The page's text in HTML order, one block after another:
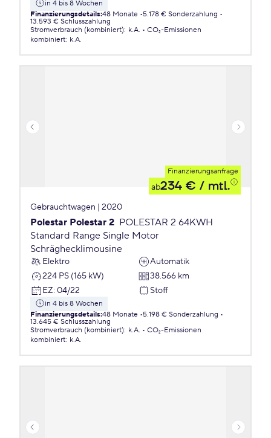
in 4 bis 8 Wochen
Finanzierungsdetails:48 Monate 5.178 € Sonderzahlung
13.593 € Schlusszahlung
Stromverbrauch (kombiniert): k.A.
CO₂-Emissionen
kombiniert: k.A.
Finanzierungsanfrage
ab234 € / mtl.
Gebrauchtwagen | 2020
Polestar Polestar 2 POLESTAR 2 64KWH
Standard Range Single Motor
Schräghecklimousine
Elektro
Automatik
224 PS (165 kW)
38.566 km
EZ: 04/22 Stoff
in 4 bis 8 Wochen
Finanzierungsdetails:48 Monate 5.198 € Sonderzahlung
13.645 € Schlusszahlung
Stromverbrauch (kombiniert): k.A.
CO₂-Emissionen
kombiniert: k.A.